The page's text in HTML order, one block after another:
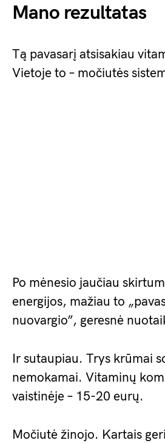
Mano rezultatas
Tą pavasarį atsisakiau
Vietoje to – močiutės
Po mėnesio jaučiau
energijos, mažiau to
nuovargio”, geresnė
Ir sutaupiau. Trys krūmai
nemokamai. Vitaminų
vaistinėje – 15-20 eurų.
Močiutė žinojo. Kartais